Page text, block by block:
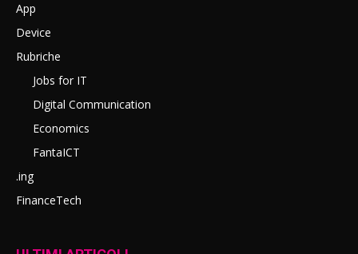
App
Device
Rubriche
Jobs for IT
Digital Communication
Economics
FantaICT
.ing
FinanceTech